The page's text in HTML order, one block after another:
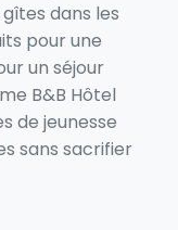
dans les
pour une
un séjour
B&B Hôtel
de jeunesse
sans sacrifier